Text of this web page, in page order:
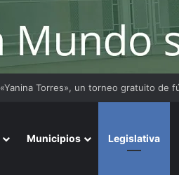
Municipios Legislativa